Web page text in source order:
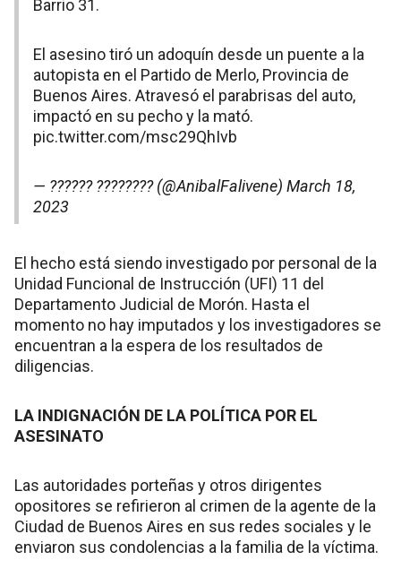
Barrio 31.
El asesino tiró un adoquín desde un puente a la
autopista en el Partido de Merlo, Provincia de
Buenos Aires. Atravesó el parabrisas del auto,
impactó en su pecho y la mató.
pic.twitter.com/msc29QhIvb
— ?????? ???????? (@AnibalFalivene) March 18,
2023
El hecho está siendo investigado por personal de la
Unidad Funcional de Instrucción (UFI) 11 del
Departamento Judicial de Morón. Hasta el
momento no hay imputados y los investigadores se
encuentran a la espera de los resultados de
diligencias.
LA INDIGNACIÓN DE LA POLÍTICA POR EL
ASESINATO
Las autoridades porteñas y otros dirigentes
opositores se refirieron al crimen de la agente de la
Ciudad de Buenos Aires en sus redes sociales y le
enviaron sus condolencias a la familia de la víctima.